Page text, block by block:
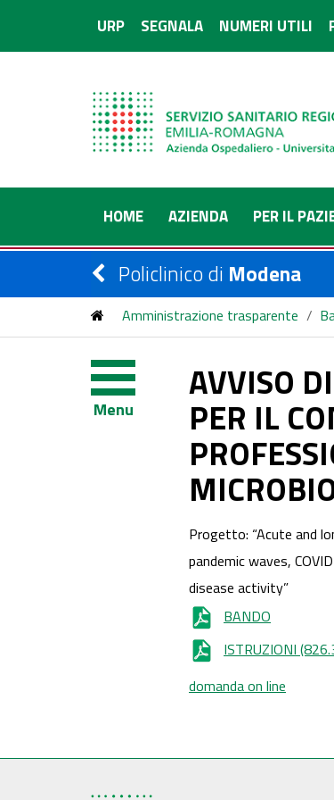
URP SEGNALA NUMERI UTILI
HOME AZIENDA PER IL
Policlinico di Modena
Amministrazione trasparente /
COMPLESSA DI MICROBIOLOGIA CLINICA
Menu
AVVISO
PER IL
Progetto: “Acute and
pandemic waves,
disease activity”
BANDO
ISTRUZIONI
domanda on line